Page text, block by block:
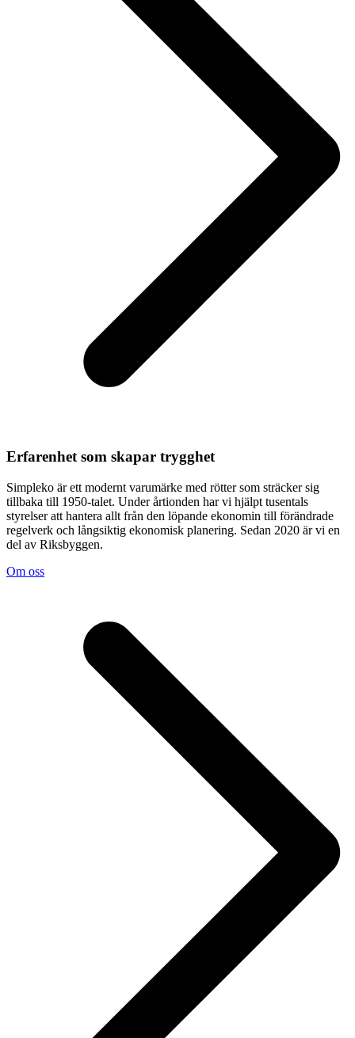
Erfarenhet som skapar trygghet
Simpleko är ett modernt varumärke med rötter som sträcker sig
tillbaka till 1950-talet. Under årtionden har vi hjälpt tusentals
styrelser att hantera allt från den löpande ekonomin till förändrade
regelverk och långsiktig ekonomisk planering. Sedan 2020 är vi en
del av Riksbyggen.
Om oss